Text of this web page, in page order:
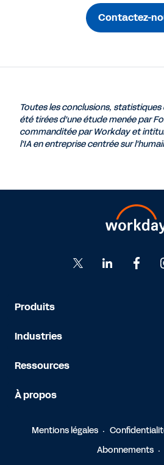
Contactez-
Toutes les conclusions,
été tirées d'une étude menée par
commanditée par Workday et
l'IA en entreprise centrée sur
Produits
Industries
Ressources
À propos
Mentions légales
Abonnements